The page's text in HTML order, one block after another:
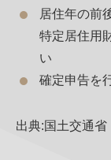
居住年の前
特定居住用
い
確定申告を
出典:国土交通省